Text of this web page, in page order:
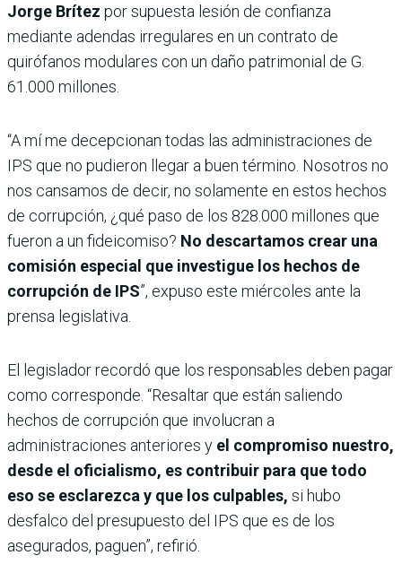
Jorge Brítez por supuesta lesión de confianza
mediante adendas irregulares en un contrato de
quirófanos modulares con un daño patrimonial de G.
61.000 millones.
“A mí me decepcionan todas las administraciones de
IPS que no pudieron llegar a buen término. Nosotros no
nos cansamos de decir, no solamente en estos hechos
de corrupción, ¿qué paso de los 828.000 millones que
fueron a un fideicomiso? No descartamos crear una
comisión especial que investigue los hechos de
corrupción de IPS”, expuso este miércoles ante la
prensa legislativa.
El legislador recordó que los responsables deben pagar
como corresponde. “Resaltar que están saliendo
hechos de corrupción que involucran a
administraciones anteriores y el compromiso nuestro,
desde el oficialismo, es contribuir para que todo
eso se esclarezca y que los culpables, si hubo
desfalco del presupuesto del IPS que es de los
asegurados, paguen”, refirió.